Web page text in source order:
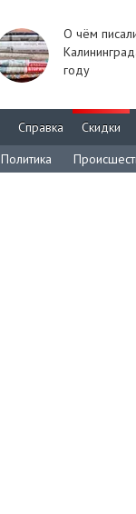
О чём
году
Справка Скидки
Политика